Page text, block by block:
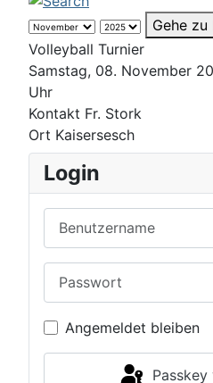
Gehe zu
Volleyball Turnier
Samstag, 08. November
Uhr
Kontakt Fr. Stork
Ort Kaisersesch
Login
Angemeldet bleiben